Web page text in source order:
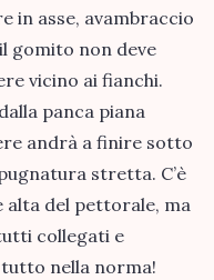
in asse, avambraccio
gomito non deve
vicino ai fianchi.
panca piana
andrà a finire sotto
stretta. C’è
alta del pettorale, ma
collegati e
nella norma!